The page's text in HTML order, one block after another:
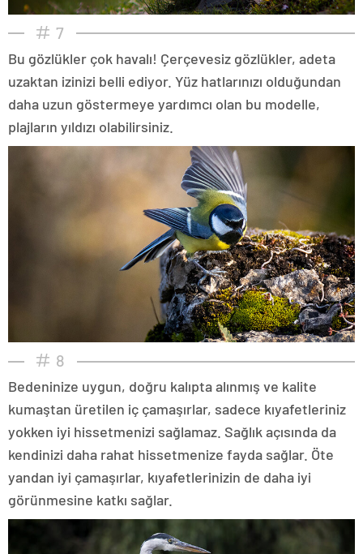
7
Bu gözlükler çok havalı! Çerçevesiz gözlükler, adeta
uzaktan izinizi belli ediyor. Yüz hatlarınızı olduğundan
daha uzun göstermeye yardımcı olan bu modelle,
plajların yıldızı olabilirsiniz.
8
Bedeninize uygun, doğru kalıpta alınmış ve kalite
kumaştan üretilen iç çamaşırlar, sadece kıyafetleriniz
yokken iyi hissetmenizi sağlamaz. Sağlık açısında da
kendinizi daha rahat hissetmenize fayda sağlar. Öte
yandan iyi çamaşırlar, kıyafetlerinizin de daha iyi
görünmesine katkı sağlar.